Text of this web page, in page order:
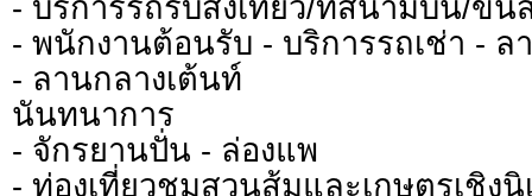
- บริการรถรับส่งเที่ยว/ที่สนามบิน/ขน
- พนักงานต้อนรับ - บริการรถเช่า -
- ลานกลางเต้นท์
นันทนาการ
- จักรยานปั่น - ล่องแพ
- ท่องเที่ยวชมสวนส้มและเกษตรเชิงนิ